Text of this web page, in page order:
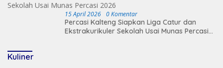
15 April 2026 0 Komentar
Percasi Kalteng Siapkan Liga Catur dan
Ekstrakurikuler Sekolah Usai Munas Percasi
Kuliner